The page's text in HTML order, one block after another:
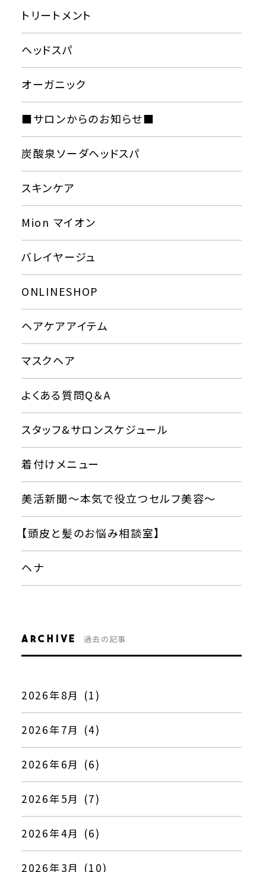
トリートメント
ヘッドスパ
オーガニック
■サロンからのお知らせ■
炭酸泉ソーダヘッドスパ
スキンケア
Mion マイオン
バレイヤージュ
ONLINESHOP
ヘアケアアイテム
マスクヘア
よくある質問Q＆A
スタッフ&サロンスケジュール
着付けメニュー
美活新聞〜本気で役立つセルフ美容〜
【頭皮と髪のお悩み相談室】
ヘナ
ARCHIVE 過去の記事
2026年8月 (1)
2026年7月 (4)
2026年6月 (6)
2026年5月 (7)
2026年4月 (6)
2026年3月 (10)